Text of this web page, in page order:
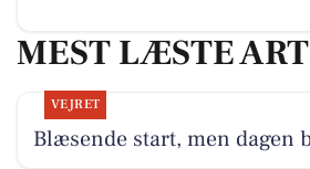
MEST LÆSTE
VEJRET
Blæsende start, men dagen